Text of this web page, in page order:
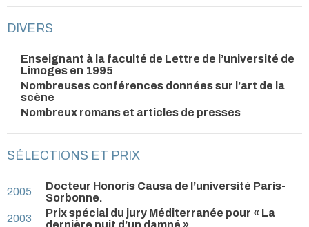
DIVERS
Enseignant à la faculté de Lettre de l’université de
Limoges en 1995
Nombreuses conférences données sur l’art de la
scène
Nombreux romans et articles de presses
SÉLECTIONS ET PRIX
2005
Docteur Honoris Causa de l’université Paris-
Sorbonne.
2003
Prix spécial du jury Méditerranée pour « La
dernière nuit d’un damné »